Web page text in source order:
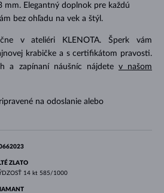
mm. Elegantný doplnok pre každú
bez ohľadu na vek a štýl.
v ateliéri KLENOTA. Šperk vám
krabičke a s certifikátom pravosti.
a zapínaní náušníc nájdete v našom
na odoslanie alebo
ZLATO
14 kt 585/1000